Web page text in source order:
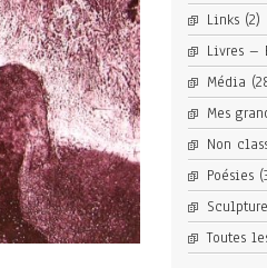
Links(2)
Livres –
Média
Mes
Non
Poésies
Sculpture
Toutes